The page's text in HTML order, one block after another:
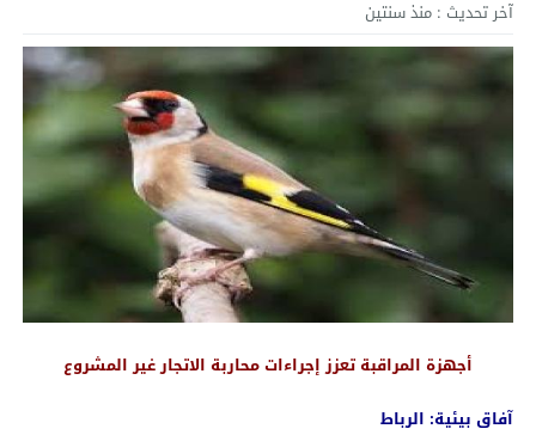
آخر تحديث : منذ سنتين
أجهزة المراقبة تعزز إجراءات محاربة الاتجار غير المشروع
آفاق بيئية: الرباط